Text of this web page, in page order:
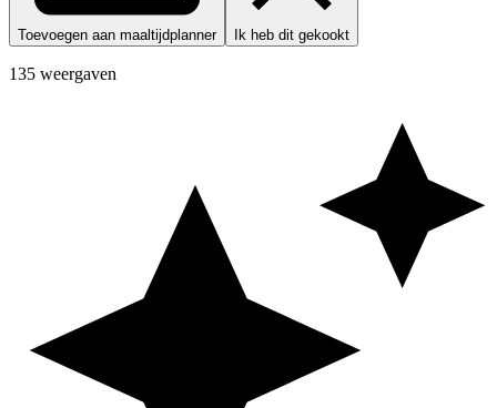
Toevoegen aan maaltijdplanner Ik heb dit gekookt
135 weergaven